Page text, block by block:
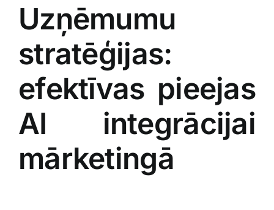
Uzņēmumu
stratēģijas:
efektīvas pieejas
AI integrācijai
mārketingā